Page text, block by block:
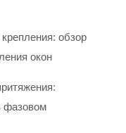
обзор
окон
фазовом